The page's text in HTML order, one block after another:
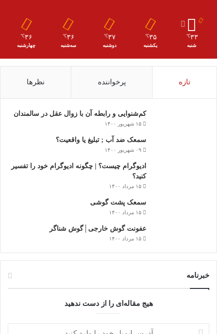
۳۳℃
شنبه
۳۵℃
یکشنبه
۳۷℃
دوشنبه
۳۶℃
سه‌شنبه
۳۶℃
چهارشنبه
تازه پرخواننده نظرها
کم‌شنوایی و رابطه آن با زوال عقل در سالمندان
۱۵ شهریور ۱۴۰۰
سمعک ضد آب ; تبلیغ یا واقعیت؟
۰۹ شهریور ۱۴۰۰
ادیوگرام چیست؟ | چگونه ادیوگرام خود را تفسیر
کنید؟
۱۵ مرداد ۱۴۰۰
سمعک‌ پشت گوشی
۱۵ مرداد ۱۴۰۰
عفونت گوش خارجی│گوش شناگر
۱۵ مرداد ۱۴۰۰
خبرنامه
هیج مقاله‌ای را از دست ندهید
آدرس